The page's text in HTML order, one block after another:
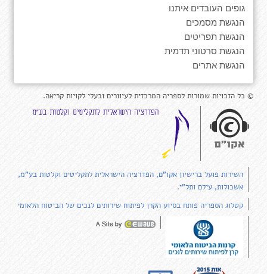
גופים העובדים איתנו
הנגשת מסמכים
הנגשת תפריטים
הנגשת סרטוני תדמית
הנגשת אתרים
© כל הזכויות שמורות לספריה המרכזית לעיוורים ובעלי לקויות קריאה.
השירות פועל ברישיון אקו"ם, הפדרציה הישראלית לתקליטים וקלטות בע"מ,
אשכולות, עילם ותל"י.
קטלוג הספריה פותח בסיוע הקרן לפיתוח שירותים לנכים של הביטוח הלאומי